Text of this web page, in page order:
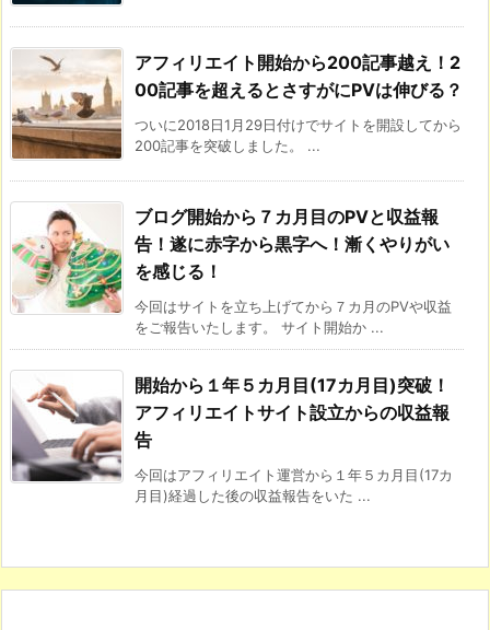
アフィリエイト開始から200記事越え！2
00記事を超えるとさすがにPVは伸びる？
ついに2018日1月29日付けでサイトを開設してから
200記事を突破しました。 ...
ブログ開始から７カ月目のPVと収益報
告！遂に赤字から黒字へ！漸くやりがい
を感じる！
今回はサイトを立ち上げてから７カ月のPVや収益
をご報告いたします。 サイト開始か ...
開始から１年５カ月目(17カ月目)突破！
アフィリエイトサイト設立からの収益報
告
今回はアフィリエイト運営から１年５カ月目(17カ
月目)経過した後の収益報告をいた ...